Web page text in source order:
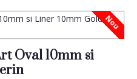
Nou
Oval 10mm si